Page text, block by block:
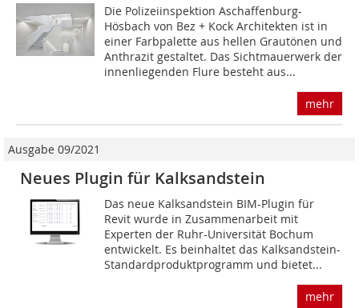
Die Polizeiinspektion Aschaffenburg-
Hösbach von Bez + Kock Architekten ist in
einer Farbpalette aus hellen Grautönen und
Anthrazit gestaltet. Das Sichtmauerwerk der
innenliegenden Flure besteht aus...
mehr
Ausgabe 09/2021
Neues Plugin für Kalksandstein
Das neue Kalksandstein BIM-Plugin für
Revit wurde in Zusammenarbeit mit
Experten der Ruhr-Universität Bochum
entwickelt. Es beinhaltet das Kalksandstein-
Standardproduktprogramm und bietet...
mehr